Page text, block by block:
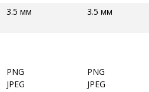
3.5 мм 3.5 мм
PNG
JPEG
PNG
JPEG